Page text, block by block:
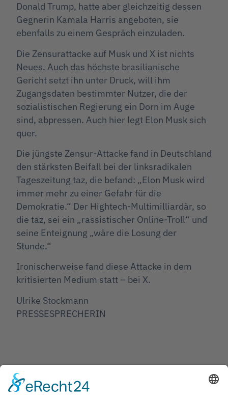
Donald Trump, hatte aber gleichzeitig dessen
Gegnerin Kamala Harris angeboten, sie
ebenfalls zu einem Gespräch einzuladen.
Die Zensurattacke auf Musk und X ist nichts
Neues. Auch das höchste brasilianische
Gericht setzt ihn unter Druck, will ihm
Zugangsdaten bestimmter Nutzer, die der
sozialistischen Regierung ein Dorn im Auge
sind, abpressen. Auch hier legt Elon Musk sich
quer.
Die jüngste Zensur-Attacke fand in Deutschland
den stärksten Beifall bei der linksradikalen
Tageszeitung taz, die befand: „Elon Musk wird
immer mehr zu einer Gefahr für die
Demokratie.“ Der Hightech-Multimilliardär, so
die taz, sei ein „rassistischer Online-Troll“ und
seine Enteignung „wäre die Losung der
Stunde.“
Ironischerweise fand diese Attacke in dem
kritisierten Medium statt – bei X.
Ulrike Stockmann
PRESSESPRECHERIN
Jetzt teilen